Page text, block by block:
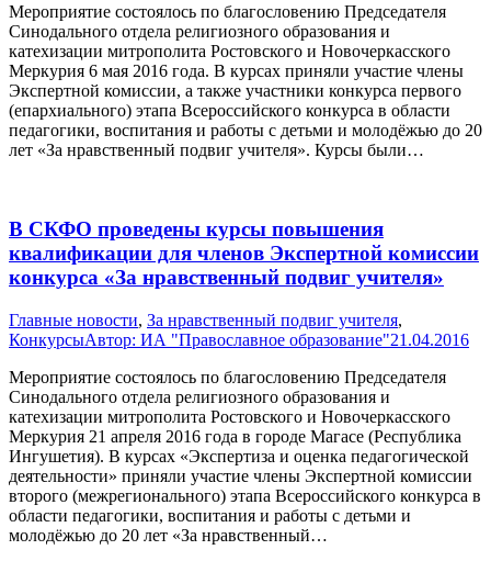
Мероприятие состоялось по благословению Председателя
Синодального отдела религиозного образования и
катехизации митрополита Ростовского и Новочеркасского
Меркурия 6 мая 2016 года. В курсах приняли участие члены
Экспертной комиссии, а также участники конкурса первого
(епархиального) этапа Всероссийского конкурса в области
педагогики, воспитания и работы с детьми и молодёжью до 20
лет «За нравственный подвиг учителя». Курсы были…
В СКФО проведены курсы повышения
квалификации для членов Экспертной комиссии
конкурса «За нравственный подвиг учителя»
Главные новости, За нравственный подвиг учителя,
КонкурсыАвтор: ИА "Православное образование"21.04.2016
Мероприятие состоялось по благословению Председателя
Синодального отдела религиозного образования и
катехизации митрополита Ростовского и Новочеркасского
Меркурия 21 апреля 2016 года в городе Магасе (Республика
Ингушетия). В курсах «Экспертиза и оценка педагогической
деятельности» приняли участие члены Экспертной комиссии
второго (межрегионального) этапа Всероссийского конкурса в
области педагогики, воспитания и работы с детьми и
молодёжью до 20 лет «За нравственный…